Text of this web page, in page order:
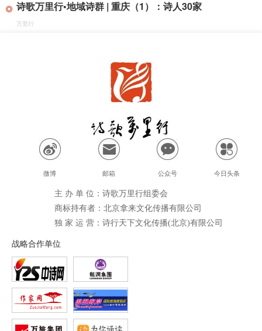
诗歌万里行•地域诗群 | 重庆（1）：诗人30家
万里行
微博 邮箱 公众号 今日头条
主 办 单 位：诗歌万里行组委会
商标持有者：北京拿来文化传播有限公司
独 家 运 营：诗行天下文化传播(北京)有限公司
战略合作单位